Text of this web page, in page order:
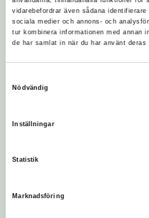
vidarebefordrar även sådana
sociala medier och annons- och
tur kombinera informationen med annan
de har samlat in när du har använt deras
Nödvändig
Inställningar
Statistik
Marknadsföring